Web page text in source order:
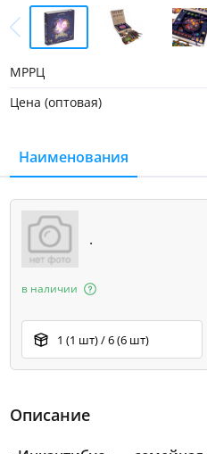
МРРЦ
Цена (оптовая)
Наименования
.
в наличии
1 (1 шт) / 6 (6 шт)
Описание